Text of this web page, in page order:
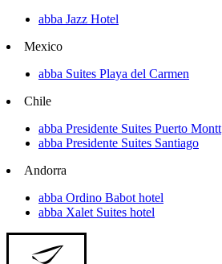
abba Jazz Hotel
Mexico
abba Suites Playa del Carmen
Chile
abba Presidente Suites Puerto Montt
abba Presidente Suites Santiago
Andorra
abba Ordino Babot hotel
abba Xalet Suites hotel